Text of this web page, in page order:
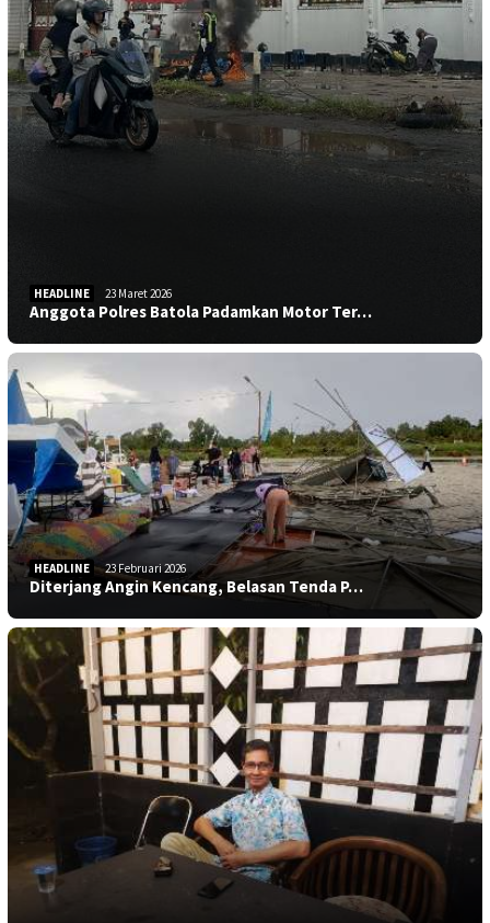
HEADLINE 23 Maret 2026
Anggota Polres Batola Padamkan Motor Ter…
HEADLINE 23 Februari 2026
Diterjang Angin Kencang, Belasan Tenda P…